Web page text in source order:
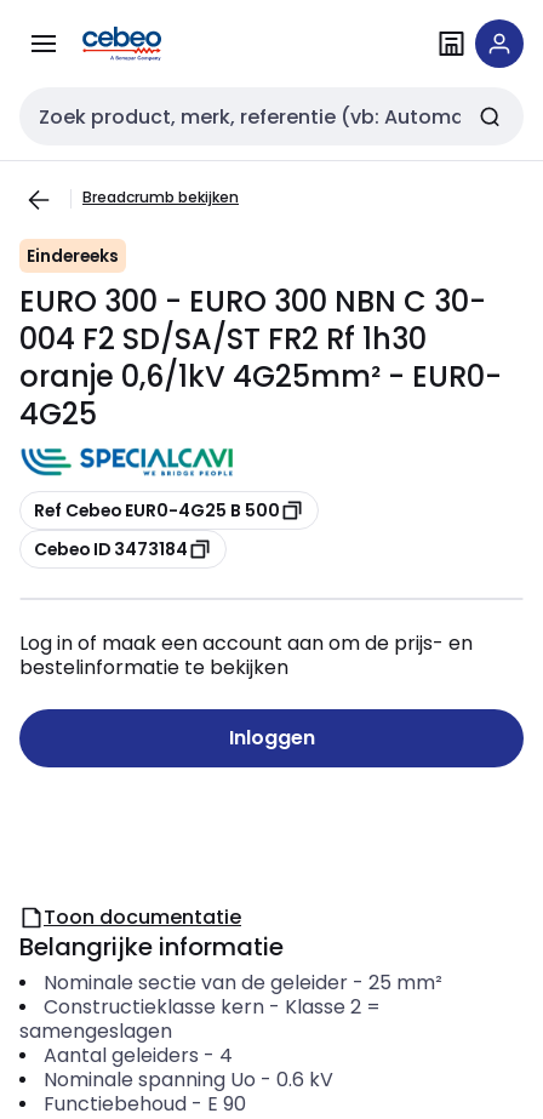
naar
naar
Zoekveld invoer
Breadcrumb bekijken
Eindereeks
EURO 300 - EURO 300 NBN C 30-
004 F2 SD/SA/ST FR2 Rf 1h30
oranje 0,6/1kV 4G25mm² - EUR0-
4G25
Kopiëren
Ref Cebeo EUR0-4G25 B 500
Kopiëren
Cebeo ID 3473184
Log in of maak een account aan om de prijs- en
bestelinformatie te bekijken
Inloggen
Toon documentatie
Belangrijke informatie
Nominale sectie van de geleider- 25 mm²
Constructieklasse kern- Klasse 2 =
samengeslagen
Aantal­ geleiders - 4
Nominale spanning Uo - 0.6 kV
Functiebehoud- E 90